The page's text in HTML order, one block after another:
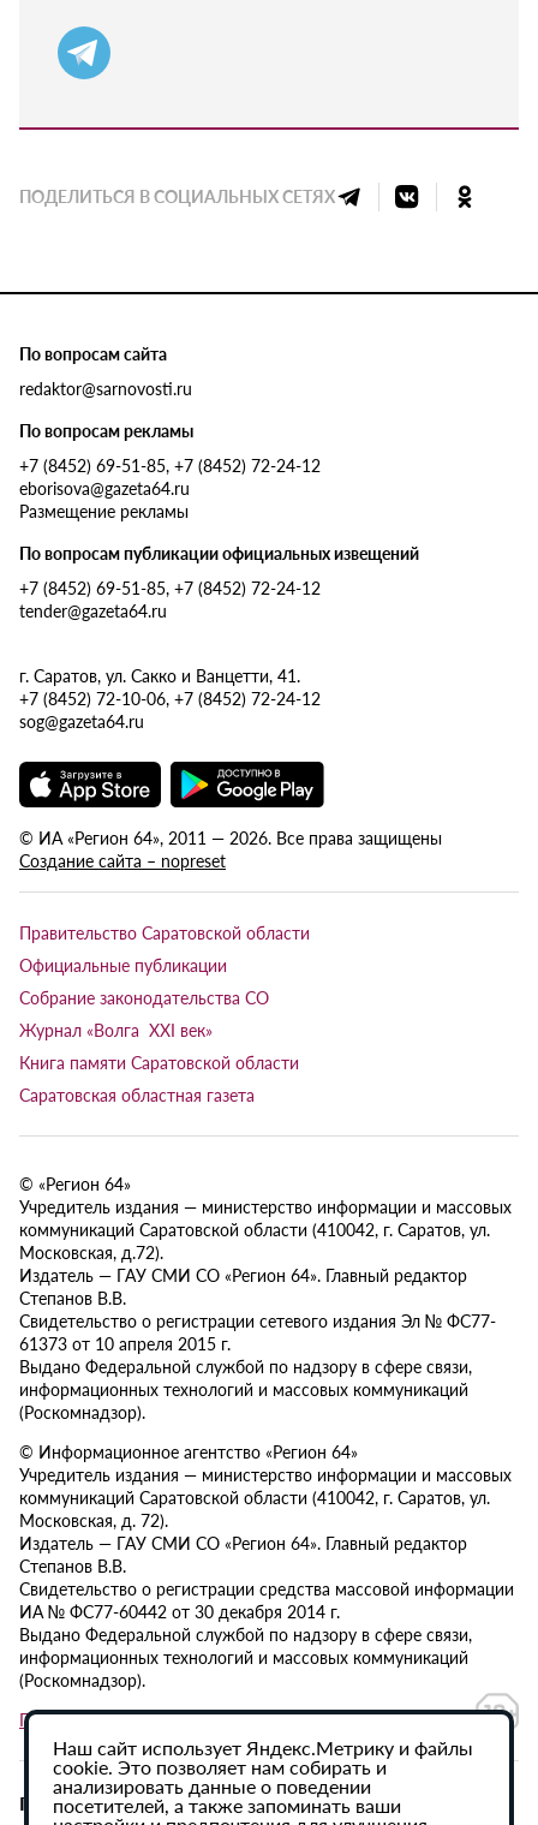
ПОДЕЛИТЬСЯ В СОЦИАЛЬНЫХ СЕТЯХ
По вопросам сайта
redaktor@sarnovosti.ru
По вопросам рекламы
+7 (8452) 69-51-85, +7 (8452) 72-24-12
eborisova@gazeta64.ru
Размещение рекламы
По вопросам публикации официальных извещений
+7 (8452) 69-51-85, +7 (8452) 72-24-12
tender@gazeta64.ru
г. Саратов, ул. Сакко и Ванцетти, 41.
+7 (8452) 72-10-06, +7 (8452) 72-24-12
sog@gazeta64.ru
© ИА «Регион 64», 2011 — 2026. Все права защищены
Создание сайта – nopreset
Правительство Саратовской области
Официальные публикации
Собрание законодательства СО
Журнал «Волга XXI век»
Книга памяти Саратовской области
Саратовская областная газета
© «Регион 64»
Учредитель издания — министерство информации и массовых
коммуникаций Саратовской области (410042, г. Саратов, ул.
Московская, д.72).
Издатель — ГАУ СМИ СО «Регион 64». Главный редактор
Степанов В.В.
Свидетельство о регистрации сетевого издания Эл № ФС77-
61373 от 10 апреля 2015 г.
Выдано Федеральной службой по надзору в сфере связи,
информационных технологий и массовых коммуникаций
(Роскомнадзор).
© Информационное агентство «Регион 64»
Учредитель издания — министерство информации и массовых
коммуникаций Саратовской области (410042, г. Саратов, ул.
Московская, д. 72).
Издатель — ГАУ СМИ СО «Регион 64». Главный редактор
Степанов В.В.
Свидетельство о регистрации средства массовой информации
ИА № ФС77-60442 от 30 декабря 2014 г.
Выдано Федеральной службой по надзору в сфере связи,
информационных технологий и массовых коммуникаций
(Роскомнадзор).
Политика в отношении обработки персональных данных
При использовании материалов сайта активная
Наш сайт использует Яндекс.Метрику и файлы
cookie. Это позволяет нам собирать и
анализировать данные о поведении
посетителей, а также запоминать ваши